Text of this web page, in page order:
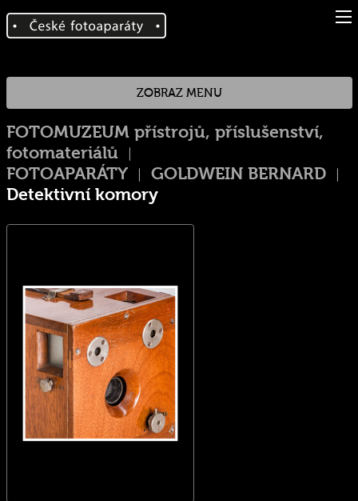
ZOBRAZ MENU
FOTOMUZEUM přístrojů, příslušenství,
fotomateriálů
FOTOAPARÁTY
GOLDWEIN BERNARD
Detektivní komory